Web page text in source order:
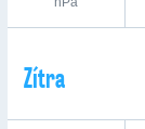
Zítra